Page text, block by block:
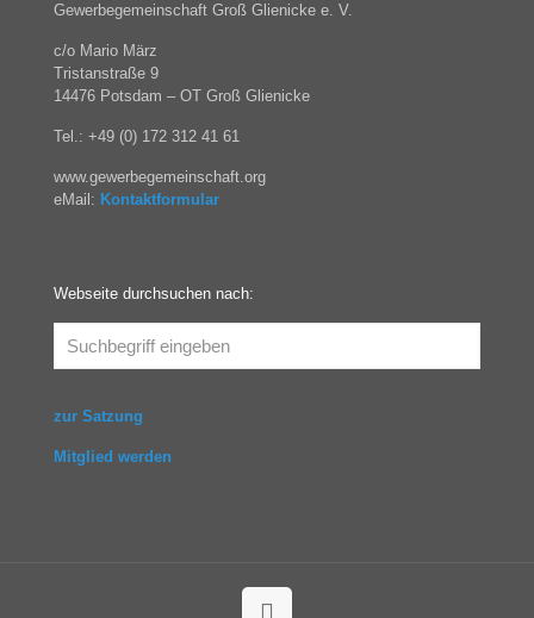
Gewerbegemeinschaft Groß Glienicke e. V.
c/o Mario März
Tristanstraße 9
14476 Potsdam – OT Groß Glienicke
Tel.: +49 (0) 172 312 41 61
www.gewerbegemeinschaft.org
eMail: Kontaktformular
Webseite durchsuchen nach:
zur Satzung
Mitglied werden